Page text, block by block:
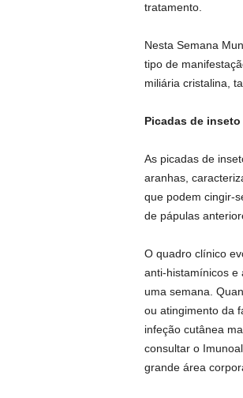
tratamento.
Nesta Semana
tipo de
miliária cristalina,
Picadas de inseto
As picadas de
aranhas,
que podem cingir-
de pápulas
O quadro clínico
anti-histamínicos e
uma semana.
ou atingimento da
infeção cutânea
consultar o
grande área